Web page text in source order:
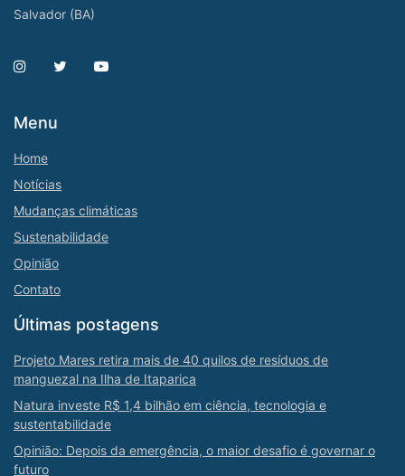
Salvador (BA)
Menu
Home
Notícias
Mudanças climáticas
Sustenabilidade
Opinião
Contato
Últimas postagens
Projeto Mares retira mais de 40 quilos de resíduos de
manguezal na Ilha de Itaparica
Natura investe R$ 1,4 bilhão em ciência, tecnologia e
sustentabilidade
Opinião: Depois da emergência, o maior desafio é governar o
futuro